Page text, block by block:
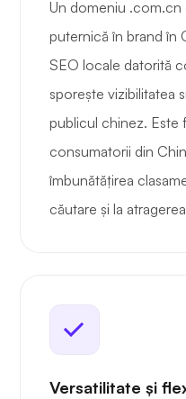
Un domeniu
puternică în brand în
SEO locale datorită
sporește vizibilitatea
publicul chinez. Este
consumatorii din
îmbunătățirea
căutare și la
Versatilitate și